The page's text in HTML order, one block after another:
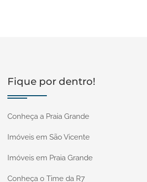
Fique por dentro!
Conheça a Praia Grande
Imóveis em São Vicente
Imóveis em Praia Grande
Conheça o Time da R7